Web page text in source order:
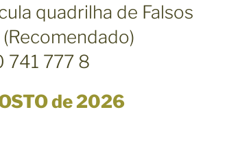
quadrilha de Falsos
741 777 8
de 2026